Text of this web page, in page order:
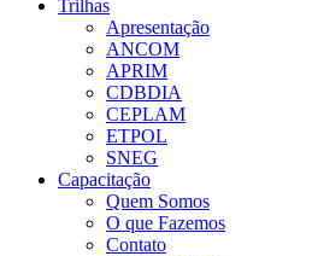
Trilhas
Apresentação
ANCOM
APRIM
CDBDIA
CEPLAM
ETPOL
SNEG
Capacitação
Quem Somos
O que Fazemos
Contato